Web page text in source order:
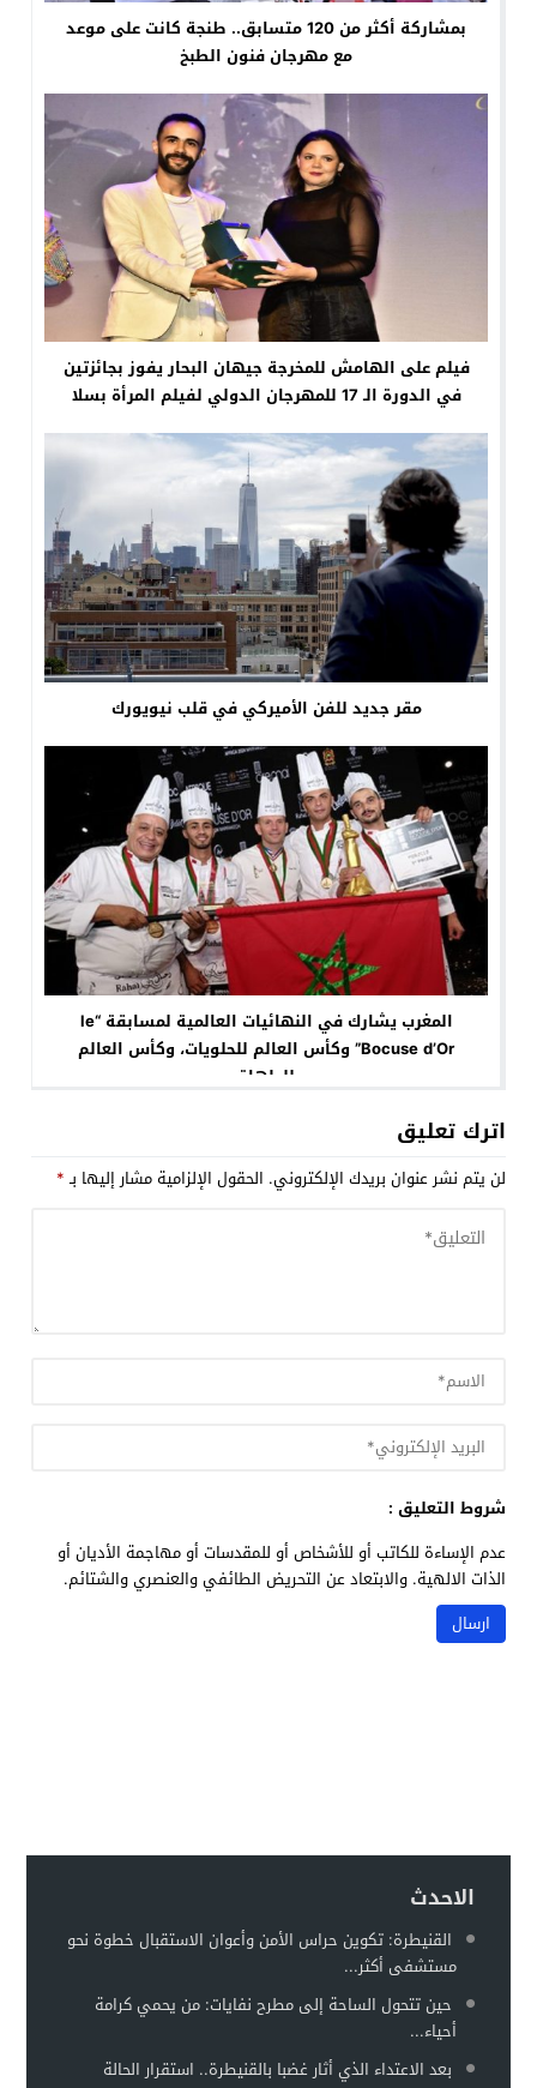
بمشاركة أكثر من 120 متسابق.. طنجة كانت على موعد
مع مهرجان فنون الطبخ
فيلم على الهامش للمخرجة جيهان البحار يفوز بجائزتين
في الدورة الـ 17 للمهرجان الدولي لفيلم المرأة بسلا
مقر جديد للفن الأميركي في قلب نيويورك
المغرب يشارك في النهائيات العالمية لمسابقة “le
Bocuse d’Or” وكأس العالم للحلويات، وكأس العالم
للطهاة
اترك تعليق
لن يتم نشر عنوان بريدك الإلكتروني. الحقول الإلزامية مشار إليها بـ*
شروط التعليق :
عدم الإساءة للكاتب أو للأشخاص أو للمقدسات أو مهاجمة الأديان أو
الذات الالهية. والابتعاد عن التحريض الطائفي والعنصري والشتائم.
الاحدث
القنيطرة: تكوين حراس الأمن وأعوان الاستقبال خطوة نحو
مستشفى أكثر...
حين تتحول الساحة إلى مطرح نفايات: من يحمي كرامة
أحياء...
بعد الاعتداء الذي أثار غضبا بالقنيطرة.. استقرار الحالة